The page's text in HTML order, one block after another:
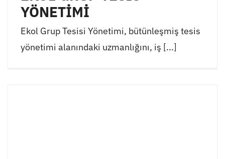
YÖNETİMİ
Ekol Grup Tesisi Yönetimi, bütünleşmiş tesis
yönetimi alanındaki uzmanlığını, iş [...]